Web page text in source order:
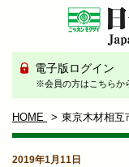
電子版ログイン
※会員の方はこちらか
HOME 東京木材相
2019年1月11日